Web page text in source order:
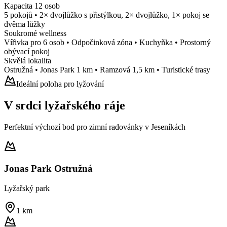
Kapacita 12 osob
5 pokojů • 2× dvojlůžko s přistýlkou, 2× dvojlůžko, 1× pokoj se
dvěma lůžky
Soukromé wellness
Vířivka pro 6 osob • Odpočinková zóna • Kuchyňka • Prostorný
obývací pokoj
Skvělá lokalita
Ostružná • Jonas Park 1 km • Ramzová 1,5 km • Turistické trasy
Ideální poloha pro lyžování
V srdci lyžařského ráje
Perfektní výchozí bod pro zimní radovánky v Jeseníkách
Jonas Park Ostružná
Lyžařský park
1 km